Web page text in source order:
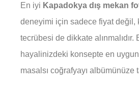
En iyi Kapadokya dış mekan
deneyimi için sadece fiyat değil,
tecrübesi de dikkate alınmalıdır.
hayalinizdeki konsepte en
masalsı coğrafyayı albümünüze